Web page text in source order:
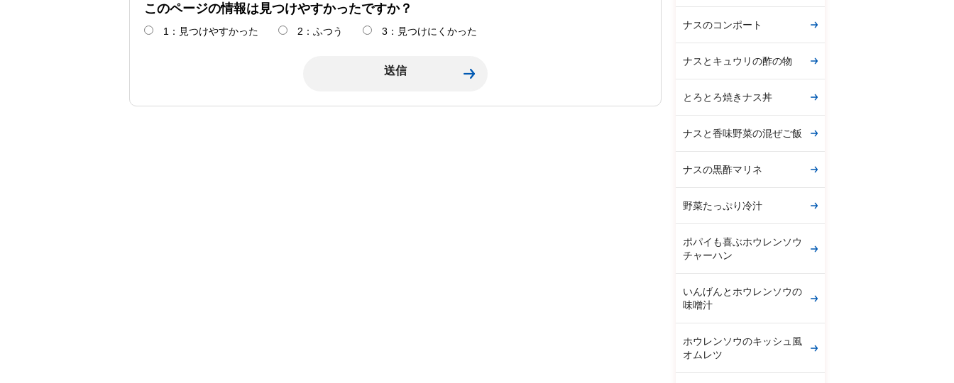
このページの情報は見つけやすかったですか？
1：見つけやすかった 2：ふつう 3：見つけにくかった
ナスのコンポート
ナスとキュウリの酢の物
とろとろ焼きナス丼
ナスと香味野菜の混ぜご飯
ナスの黒酢マリネ
野菜たっぷり冷汁
ポパイも喜ぶホウレンソウ
チャーハン
いんげんとホウレンソウの
味噌汁
ホウレンソウのキッシュ風
オムレツ